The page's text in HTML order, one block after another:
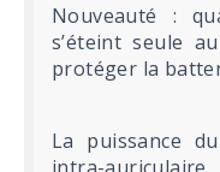
Nouveauté :
s’éteint seule
protéger la
La puissance